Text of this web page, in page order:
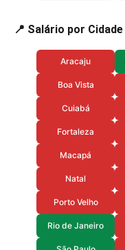
📍 Salário por Cidade
Aracaju
Boa Vista
Cuiabá
Fortaleza
Macapá
Natal
Porto Velho
Rio de Janeiro